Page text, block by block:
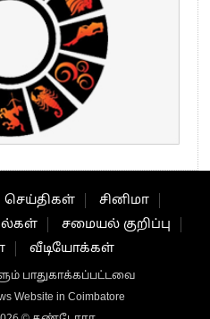
செய்திகள்
சினிமா
சமையல் குறிப்பு
வீடியோக்கள்
பாதுகாக்கப்பட்டவை
Website in Coimbatore